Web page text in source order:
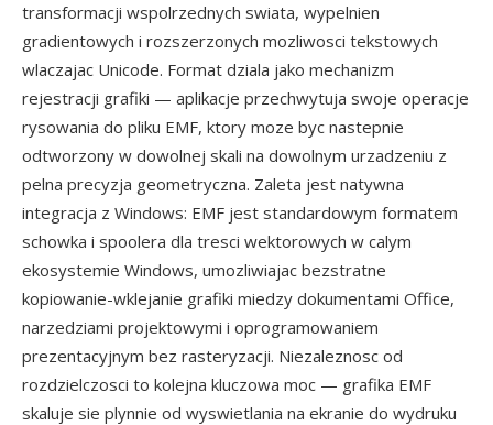
transformacji wspolrzednych swiata, wypelnien
gradientowych i rozszerzonych mozliwosci tekstowych
wlaczajac Unicode. Format dziala jako mechanizm
rejestracji grafiki — aplikacje przechwytuja swoje operacje
rysowania do pliku EMF, ktory moze byc nastepnie
odtworzony w dowolnej skali na dowolnym urzadzeniu z
pelna precyzja geometryczna. Zaleta jest natywna
integracja z Windows: EMF jest standardowym formatem
schowka i spoolera dla tresci wektorowych w calym
ekosystemie Windows, umozliwiajac bezstratne
kopiowanie-wklejanie grafiki miedzy dokumentami Office,
narzedziami projektowymi i oprogramowaniem
prezentacyjnym bez rasteryzacji. Niezaleznosc od
rozdzielczosci to kolejna kluczowa moc — grafika EMF
skaluje sie plynnie od wyswietlania na ekranie do wydruku